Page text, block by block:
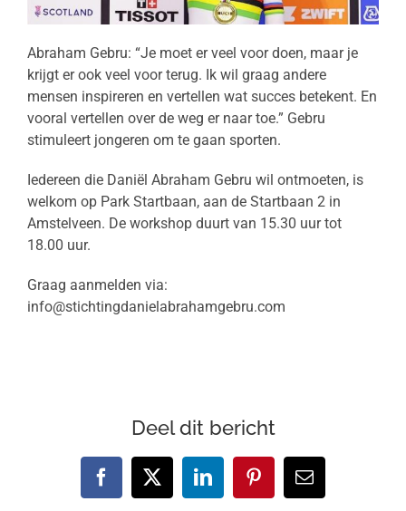
Abraham Gebru: “Je moet er veel voor doen, maar je
krijgt er ook veel voor terug. Ik wil graag andere
mensen inspireren en vertellen wat succes betekent. En
vooral vertellen over de weg er naar toe.” Gebru
stimuleert jongeren om te gaan sporten.
Iedereen die Daniël Abraham Gebru wil ontmoeten, is
welkom op Park Startbaan, aan de Startbaan 2 in
Amstelveen. De workshop duurt van 15.30 uur tot
18.00 uur.
Graag aanmelden via:
info@stichtingdanielabrahamgebru.com
Deel dit bericht
Facebook
X LinkedInPinterest
E-
mail